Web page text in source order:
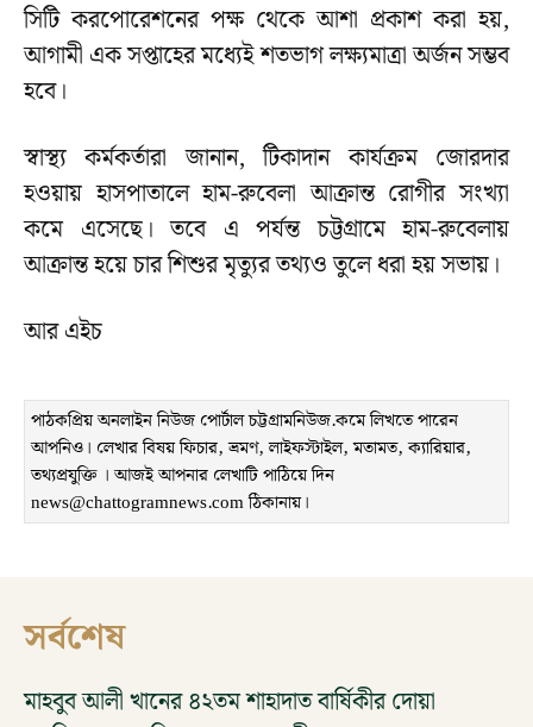
সিটি করপোরেশনের পক্ষ থেকে আশা প্রকাশ করা হয়,
আগামী এক সপ্তাহের মধ্যেই শতভাগ লক্ষ্যমাত্রা অর্জন সম্ভব
হবে।
স্বাস্থ্য কর্মকর্তারা জানান, টিকাদান কার্যক্রম জোরদার
হওয়ায় হাসপাতালে হাম-রুবেলা আক্রান্ত রোগীর সংখ্যা
কমে এসেছে। তবে এ পর্যন্ত চট্টগ্রামে হাম-রুবেলায়
আক্রান্ত হয়ে চার শিশুর মৃত্যুর তথ্যও তুলে ধরা হয় সভায়।
আর এইচ
পাঠকপ্রিয় অনলাইন নিউজ পোর্টাল চট্টগ্রামনিউজ.কমে লিখতে পারেন
আপনিও। লেখার বিষয় ফিচার, ভ্রমণ, লাইফস্টাইল, মতামত, ক্যারিয়ার,
তথ্যপ্রযুক্তি । আজই আপনার লেখাটি পাঠিয়ে দিন
news@chattogramnews.com ঠিকানায়।
সর্বশেষ
মাহবুব আলী খানের ৪২তম শাহাদাত বার্ষিকীর দোয়া